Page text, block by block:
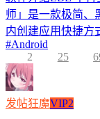
师」是一款极简、
内创建应用快捷方
#Android
2
25
发帖狂魔VIP2